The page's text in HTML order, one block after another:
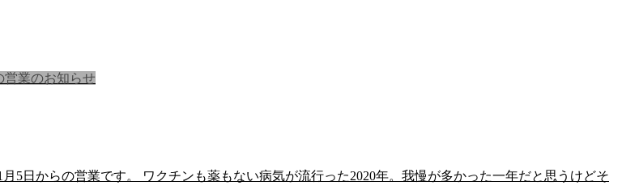
業のお知らせ
5日からの営業です。 ワクチンも薬もない病気が流行った2020年。我慢が多かった一年だと思うけどそ